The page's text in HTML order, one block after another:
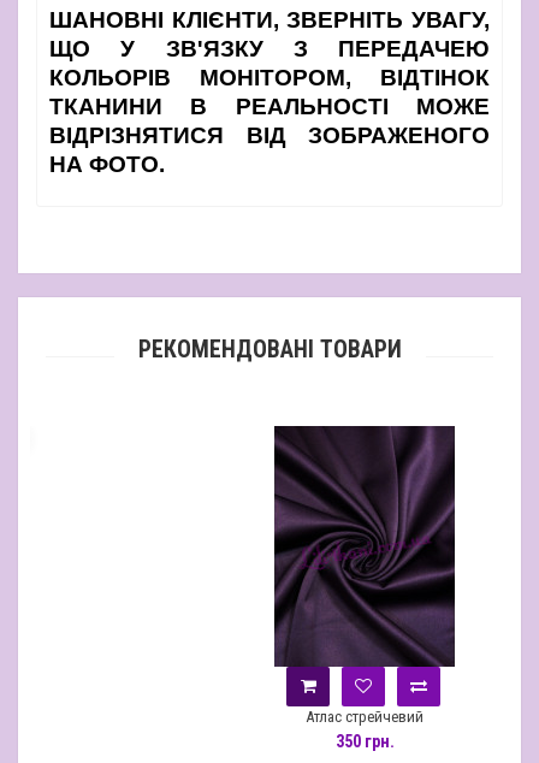
ШАНОВНІ КЛІЄНТИ, ЗВЕРНІТЬ УВАГУ,
ЩО У ЗВ'ЯЗКУ З ПЕРЕДАЧЕЮ
КОЛЬОРІВ МОНІТОРОМ, ВІДТІНОК
ТКАНИНИ В РЕАЛЬНОСТІ МОЖЕ
ВІДРІЗНЯТИСЯ ВІД ЗОБРАЖЕНОГО
НА ФОТО.
РЕКОМЕНДОВАНІ ТОВАРИ
Атлас стрейчевий